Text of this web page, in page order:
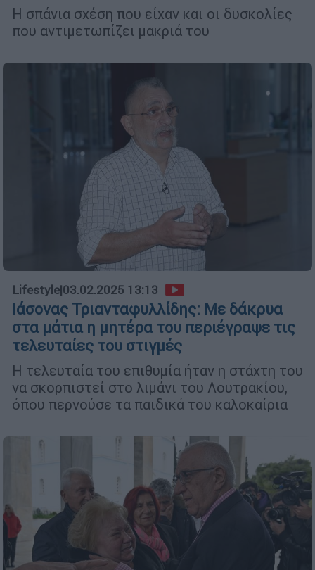
Η σπάνια σχέση που είχαν και οι δυσκολίες
που αντιμετωπίζει μακριά του
Lifestyle|03.02.2025 13:13
Ιάσονας Τριανταφυλλίδης: Με δάκρυα
στα μάτια η μητέρα του περιέγραψε τις
τελευταίες του στιγμές
Η τελευταία του επιθυμία ήταν η στάχτη του
να σκορπιστεί στο λιμάνι του Λουτρακίου,
όπου περνούσε τα παιδικά του καλοκαίρια